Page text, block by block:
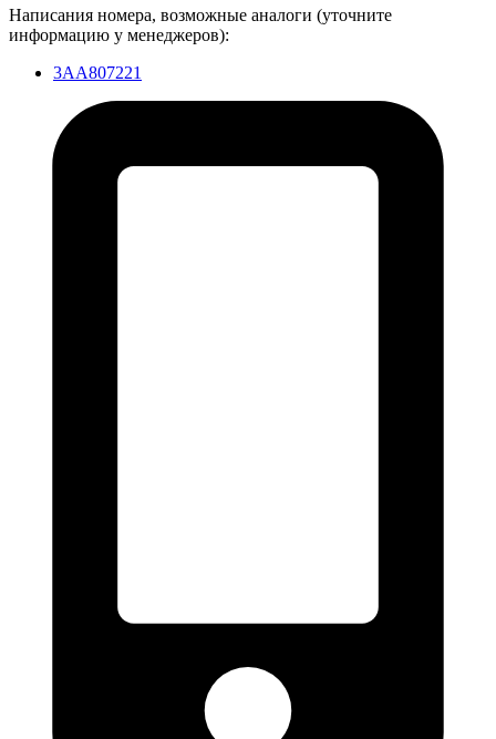
Написания номера, возможные аналоги (уточните
информацию у менеджеров):
3AA807221